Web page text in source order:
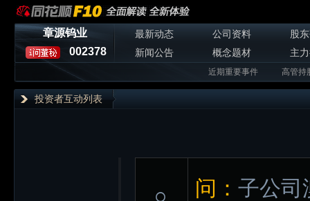
章源钨业
002378
最新动态 公司资料
股
新闻公告
概念题材 主
近期重要事件 高管持
投资者互动列表
问： 子公司